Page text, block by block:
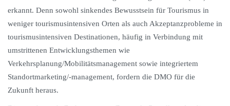
erkannt. Denn sowohl sinkendes Bewusstsein für Tourismus in
weniger tourismusintensiven Orten als auch Akzeptanzprobleme in
tourismusintensiven Destinationen, häufig in Verbindung mit
umstrittenen Entwicklungsthemen wie
Verkehrsplanung/Mobilitätsmanagement sowie integriertem
Standortmarketing/-management, fordern die DMO für die
Zukunft heraus.